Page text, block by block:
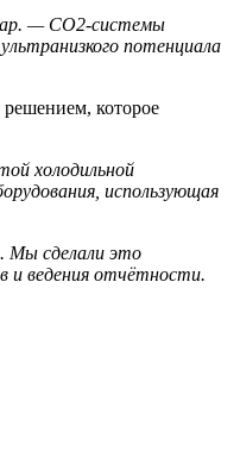
— СО2-системы
потенциала
которое
холодильной
использующая
Мы сделали это
и ведения отчётности.